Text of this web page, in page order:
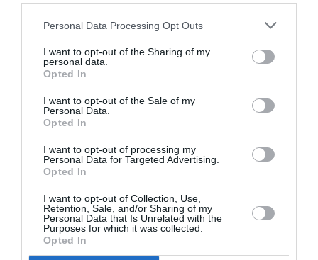
Personal Data Processing Opt Outs
I want to opt-out of the Sharing of my
personal data.
Opted In
I want to opt-out of the Sale of my
Personal Data.
Opted In
I want to opt-out of processing my
Personal Data for Targeted Advertising.
Opted In
I want to opt-out of Collection, Use,
Retention, Sale, and/or Sharing of my
Personal Data that Is Unrelated with the
Purposes for which it was collected.
Opted In
L’aéroport d’Istanbul est complètement saturé et le nouvel
trouver des créneaux.
Malicka commenté :
9 novembre 2017 - 11 h 48